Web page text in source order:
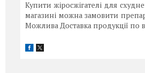
Купити жіросжігателі для
магазині можна замовити
Можлива Доставка продукції по